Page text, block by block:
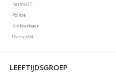
Kermis
Niet geselecteerd: Kermis
1product
Politie
Niet geselecteerd: Politie
Knikkerbaan
Niet geselecteerd: Knikkerbaan
Overige
Niet geselecteerd: Overige
5producten
LEEFTIJDSGROEP